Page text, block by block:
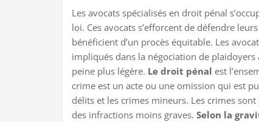
Les avocats spécialisés en droit pénal
loi. Ces avocats s’efforcent de défendre
bénéficient d’un procès équitable. Les
impliqués dans la négociation de
peine plus légère. Le droit pénal est
crime est un acte ou une omission qui est
délits et les crimes mineurs. Les crimes
des infractions moins graves. Selon la